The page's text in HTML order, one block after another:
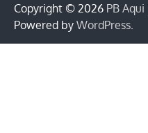
Copyright © 2026 PB Aqui
Powered by WordPress